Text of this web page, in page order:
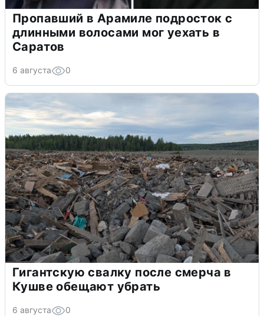
Пропавший в Арамиле подросток с
длинными волосами мог уехать в
Саратов
6 августа 0
Гигантскую свалку после смерча в
Кушве обещают убрать
6 августа 0